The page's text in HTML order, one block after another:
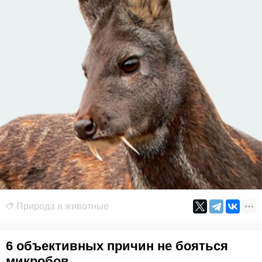
Природа и животные
6 объективных причин не бояться